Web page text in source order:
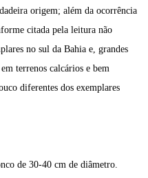
origem; além da ocorrência
citada pela leitura não
no sul da Bahia e, grandes
terrenos calcários e bem
diferentes dos exemplares
de 30-40 cm de diâmetro.